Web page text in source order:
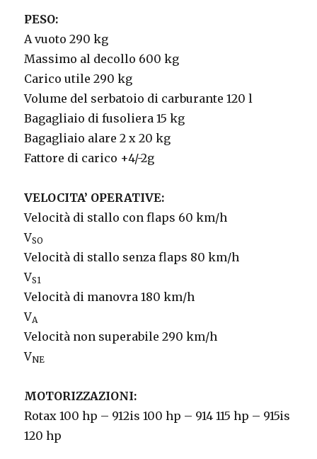
PESO:
A vuoto 290 kg
Massimo al decollo 600 kg
Carico utile 290 kg
Volume del serbatoio di carburante 120 l
Bagagliaio di fusoliera 15 kg
Bagagliaio alare 2 x 20 kg
Fattore di carico +4/-2g
VELOCITA’ OPERATIVE:
Velocità di stallo con flaps 60 km/h
VSO
Velocità di stallo senza flaps 80 km/h
VS1
Velocità di manovra 180 km/h
VA
Velocità non superabile 290 km/h
VNE
MOTORIZZAZIONI:
Rotax 100 hp – 912is 100 hp – 914 115 hp – 915is
120 hp